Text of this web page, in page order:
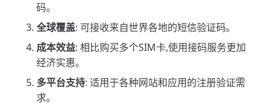
码。
全球覆盖: 可接收来自世界各地的短信验证码。
成本效益: 相比购买多个SIM卡,使用接码服务更加
经济实惠。
多平台支持: 适用于各种网站和应用的注册验证需
求。